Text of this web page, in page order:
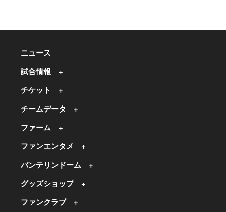
ニュース
試合情報
チケット
チームデータ
ファーム
ファンエンタメ
バンテリンドーム
グッズショップ
ファンクラブ